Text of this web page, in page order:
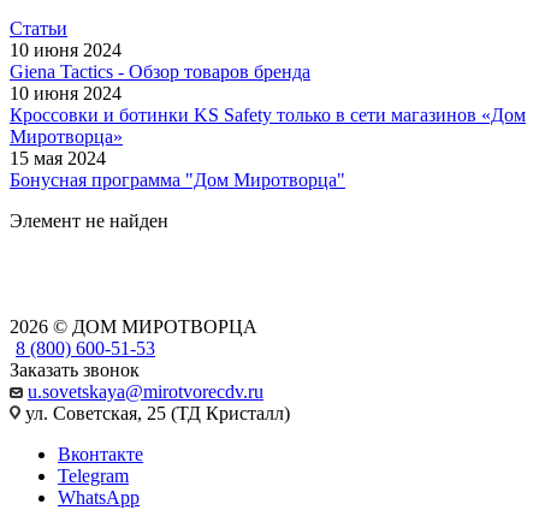
Статьи
10 июня 2024
Giena Tactics - Обзор товаров бренда
10 июня 2024
Кроссовки и ботинки KS Safety только в сети магазинов «Дом
Миротворца»
15 мая 2024
Бонусная программа "Дом Миротворца"
Элемент не найден
2026 © ДОМ МИРОТВОРЦА
8 (800) 600-51-53
Заказать звонок
u.sovetskaya@mirotvorecdv.ru
ул. Советская, 25 (ТД Кристалл)
Вконтакте
Telegram
WhatsApp